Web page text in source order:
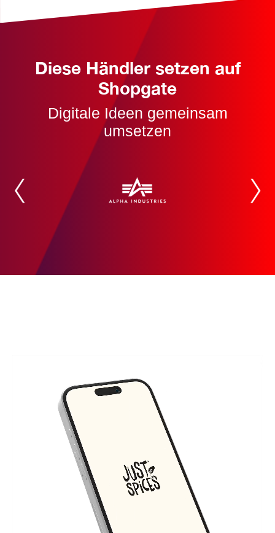
Diese Händler setzen auf
Shopgate
Digitale Ideen gemeinsam
umsetzen